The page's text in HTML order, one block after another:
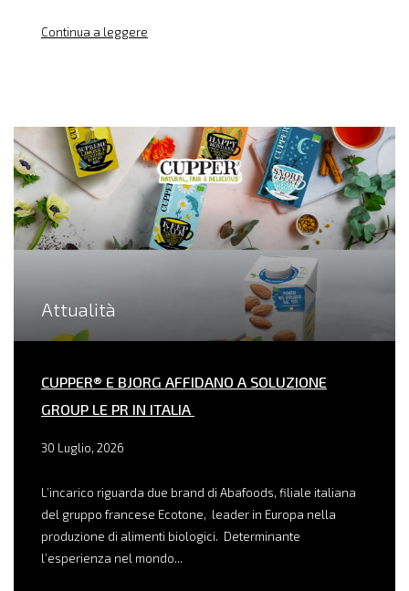
Continua a leggere
Attualità
CUPPER® E BJORG AFFIDANO A SOLUZIONE
GROUP LE PR IN ITALIA
30 Luglio, 2026
L’incarico riguarda due brand di Abafoods, filiale italiana
del gruppo francese Ecotone, leader in Europa nella
produzione di alimenti biologici. Determinante
l’esperienza nel mondo...